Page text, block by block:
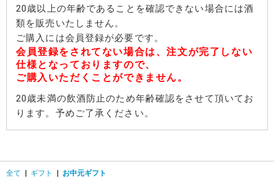
20歳以上の年齢であることを確認できない場合には酒
類を販売いたしません。
ご購入には会員登録が必要です。
会員登録をされてない場合は、注文が完了しない
仕様となっておりますので、
ご購入いただくことができません。
20歳未満の飲酒防止のため年齢確認をさせて頂いてお
ります。予めご了承ください。
全て ギフト お中元ギフト